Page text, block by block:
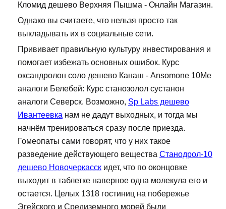
Кломид дешево Верхняя Пышма - Онлайн Магазин.
Однако вы считаете, что нельзя просто так
выкладывать их в социальные сети.
Прививает правильную культуру инвестирования и
помогает избежать основных ошибок. Курс
оксандролон соло дешево Канаш - Ansomone 10Me
аналоги Белебей: Курс станозолол сустанон
аналоги Северск. Возможно, Sp Labs дешево
Ивантеевка нам не дадут выходных, и тогда мы
начнём тренироваться сразу после приезда.
Гомеопаты сами говорят, что у них такое
разведение действующего вещества Станодрол-10
дешево Новочеркасск идет, что по оконцовке
выходит в таблетке наверное одна молекула его и
остается. Целых 1318 гостиниц на побережье
Эгейского и Средиземного морей были